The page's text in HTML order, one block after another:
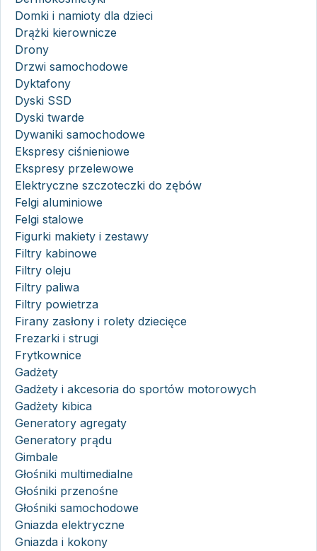
Domki i namioty dla dzieci
Drążki kierownicze
Drony
Drzwi samochodowe
Dyktafony
Dyski SSD
Dyski twarde
Dywaniki samochodowe
Ekspresy ciśnieniowe
Ekspresy przelewowe
Elektryczne szczoteczki do zębów
Felgi aluminiowe
Felgi stalowe
Figurki makiety i zestawy
Filtry kabinowe
Filtry oleju
Filtry paliwa
Filtry powietrza
Firany zasłony i rolety dziecięce
Frezarki i strugi
Frytkownice
Gadżety
Gadżety i akcesoria do sportów motorowych
Gadżety kibica
Generatory agregaty
Generatory prądu
Gimbale
Głośniki multimedialne
Głośniki przenośne
Głośniki samochodowe
Gniazda elektryczne
Gniazda i kokony